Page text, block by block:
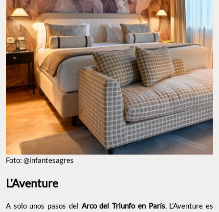
FOTO: @INFANTESAGRES
L’Aventure
A solo unos pasos del Arco del Triunfo en París, L’Aventure es
mucho más que un hotel de lujo. El edificio se impone como una
interpretación única y contemporánea delart de vivireparisino.
Así, la gastronomía,la música, el diseño y la hospitalidad
dialogan para crear unaatmósfera intensa pero
profundamente elegante. El hotel abrió sus puertas hace
apenas unas semanas, con un interiorismo quereinventa el Art
Déco
desde una óptica teatral, escultórica y moderna. Sin duda,
una manera excepcional de llevar tu estancia en la capital
francesa al siguiente nivel.